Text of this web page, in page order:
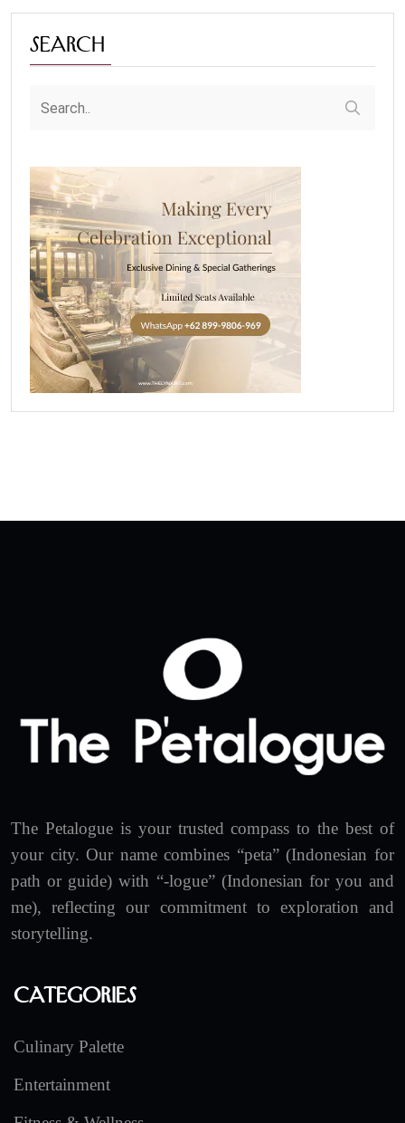
Search
The Petalogue is your trusted compass to the best of
your city. Our name combines “peta” (Indonesian for
path or guide) with “-logue” (Indonesian for you and
me), reflecting our commitment to exploration and
storytelling.
Categories
Culinary Palette
Entertainment